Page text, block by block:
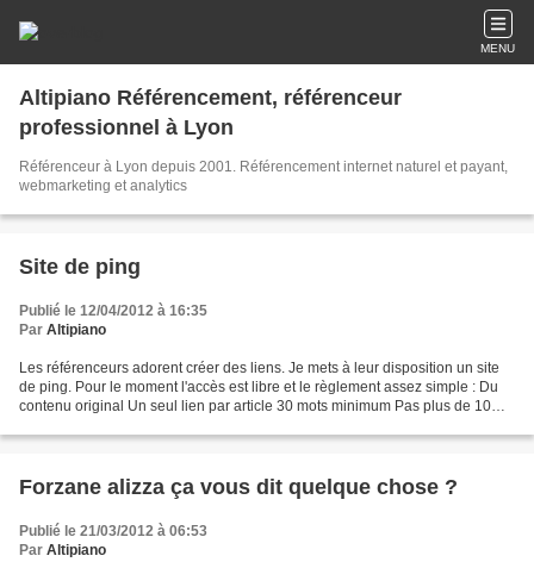
MENU
Altipiano Référencement, référenceur
professionnel à Lyon
Référenceur à Lyon depuis 2001. Référencement internet naturel et payant,
webmarketing et analytics
Site de ping
Publié le 12/04/2012 à 16:35
Par Altipiano
Les référenceurs adorent créer des liens. Je mets à leur disposition un site
de ping. Pour le moment l'accès est libre et le règlement assez simple : Du
contenu original Un seul lien par article 30 mots minimum Pas plus de 10
Forzane alizza ça vous dit quelque chose ?
Publié le 21/03/2012 à 06:53
Par Altipiano